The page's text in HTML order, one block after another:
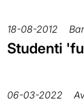
18-08-2012
Studenti
06-03-2022